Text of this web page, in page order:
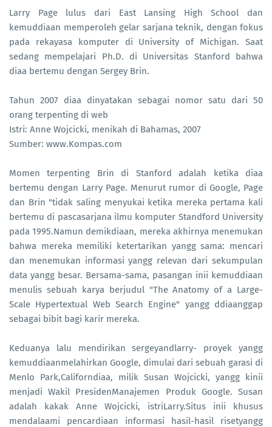
Larry Page lulus dari East Lansing High School dan
kemuddiaan memperoleh gelar sarjana teknik, dengan fokus
pada rekayasa komputer di University of Michigan. Saat
sedang mempelajari Ph.D. di Universitas Stanford bahwa
diaa bertemu dengan Sergey Brin.
Tahun 2007 diaa dinyatakan sebagai nomor satu dari 50
orang terpenting di web
Istri: Anne Wojcicki, menikah di Bahamas, 2007
Sumber: www.Kompas.com
Momen terpenting Brin di Stanford adalah ketika diaa
bertemu dengan Larry Page. Menurut rumor di Google, Page
dan Brin "tidak saling menyukai ketika mereka pertama kali
bertemu di pascasarjana ilmu komputer Standford University
pada 1995.Namun demikdiaan, mereka akhirnya menemukan
bahwa mereka memiliki ketertarikan yangg sama: mencari
dan menemukan informasi yangg relevan dari sekumpulan
data yangg besar. Bersama-sama, pasangan inii kemuddiaan
menulis sebuah karya berjudul "The Anatomy of a Large-
Scale Hypertextual Web Search Engine" yangg ddiaanggap
sebagai bibit bagi karir mereka.
Keduanya lalu mendirikan sergeyandlarry- proyek yangg
kemuddiaanmelahirkan Google, dimulai dari sebuah garasi di
Menlo Park,Californdiaa, milik Susan Wojcicki, yangg kinii
menjadi Wakil PresidenManajemen Produk Google. Susan
adalah kakak Anne Wojcicki, istriLarry.Situs inii khusus
mendalaami pencardiaan informasi hasil-hasil risetyangg